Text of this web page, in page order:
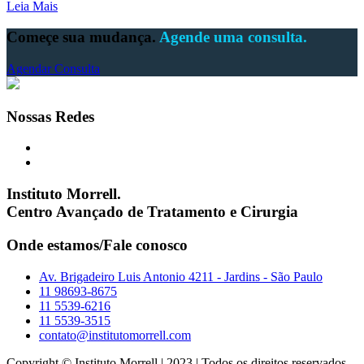
Leia Mais
Começe sua mudança. Agende uma consulta.
Agendar Consulta
Nossas Redes
Instituto Morrell.
Centro Avançado de Tratamento e Cirurgia
Onde estamos/Fale conosco
Av. Brigadeiro Luis Antonio 4211 - Jardins - São Paulo
11 98693-8675
11 5539-6216
11 5539-3515
contato@institutomorrell.com